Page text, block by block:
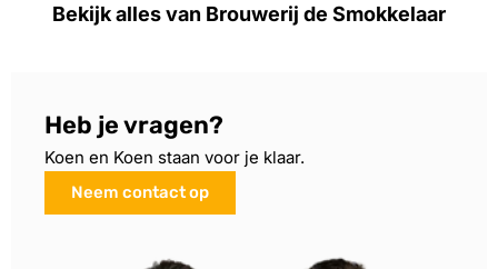
Bekijk alles van Brouwerij de Smokkelaar
Heb je vragen?
Koen en Koen staan voor je klaar.
Neem contact op